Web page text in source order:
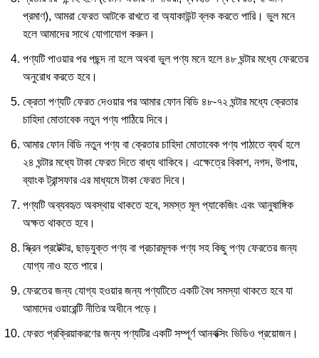
প্রমাণ), আমরা ফেরত আটকে রাখতে বা অ্যাকাউন্ট ব্লক করতে পারি। ভুল মনে
হলে আমাদের সাথে যোগাযোগ করুন।
পণ্যটি পাওয়ার পর পছন্দ না হলে অথবা ভুল পণ্য মনে হলে ৪৮ ঘন্টার মধ্যে ফেরতের
অনুরোধ করতে হবে।
ক্রেতা পণ্যটি ফেরত দেওয়ার পর আমার ফোন বিডি ৪৮-৭২ ঘন্টার মধ্যে ক্রেতার
চাহিদা মোতাবেক নতুন পণ্য পাঠিয়ে দিবে।
আমার ফোন বিডি নতুন পণ্য বা ক্রেতার চাহিদা মোতাবেক পণ্য পাঠাতে ব্যর্থ হলে
২৪ ঘন্টার মধ্যে টাকা ফেরত দিতে বাধ্য থাকিবে। এক্ষেত্রে বিকাশ, নগদ, উপায়,
ব্যাংক ট্রান্সফার এর মাধ্যমে টাকা ফেরত দিবে।
পণ্যটি অব্যবহৃত অবস্থায় থাকতে হবে, সমস্ত মূল প্যাকেজিং এবং আনুষাঙ্গিক
অক্ষত থাকতে হবে।
স্ক্রিন প্রটেক্টর, ছাড়যুক্ত পণ্য বা প্রচারমূলক পণ্য সহ কিছু পণ্য ফেরতের জন্য
যোগ্য নাও হতে পারে।
ফেরতের জন্য যোগ্য হওয়ার জন্য পণ্যটিতে একটি বৈধ সমস্যা থাকতে হবে যা
আমাদের ওয়ারেন্টি নীতির অধীনে পড়ে।
ফেরত প্রক্রিয়াকরণের জন্য পণ্যটির একটি সম্পূর্ণ আনবক্সিং ভিডিও প্রয়োজন।